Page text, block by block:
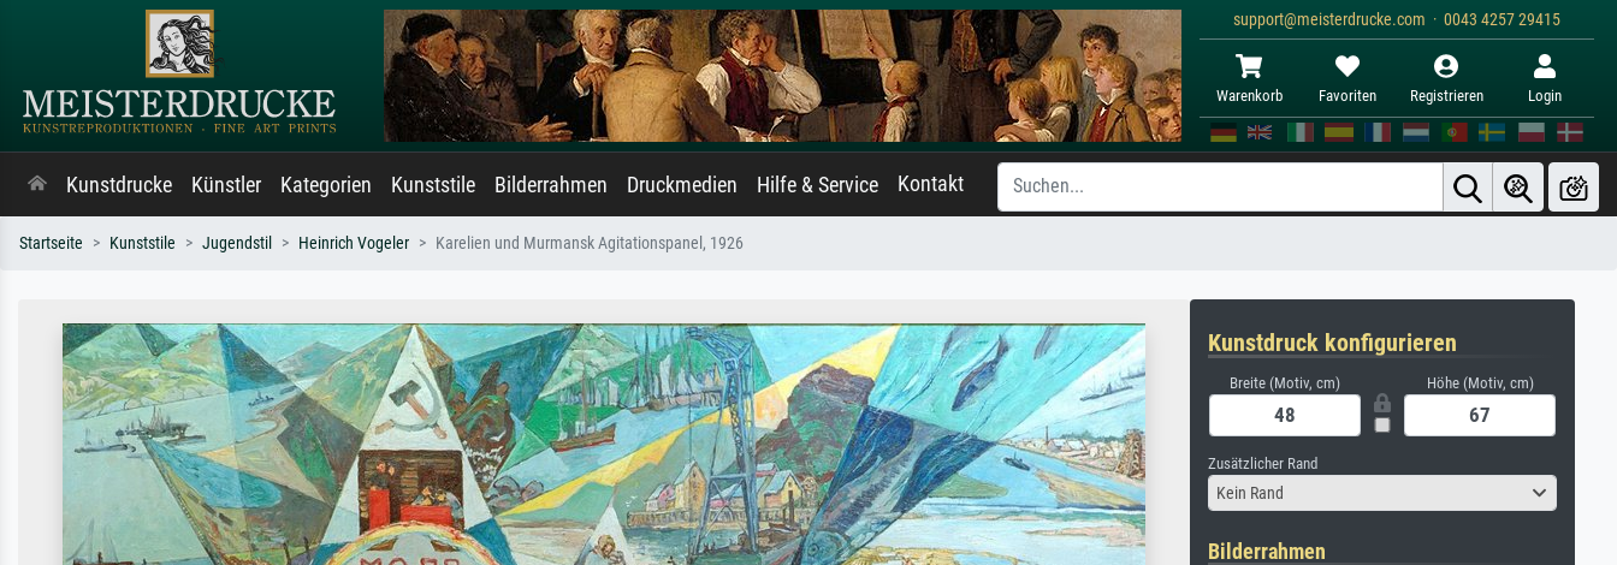
support@meisterdrucke.com · 0043 4257 29415
Warenkorb Favoriten Registrieren Login
Kunstdrucke Künstler Kategorien Kunststile Bilderrahmen Druckmedien Hilfe & Service Kontakt
Startseite Kunststile Jugendstil Heinrich Vogeler Karelien und Murmansk Agitationspanel, 1926
Kunstdruck konfigurieren
Breite (Motiv, cm) Höhe (Motiv, cm)
Zusätzlicher Rand
Kein Rand
Bilderrahmen